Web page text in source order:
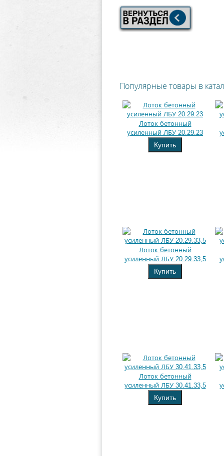
Популярные товары в
Лоток бетонный
усиленный ЛБУ 20.29.23
Купить
Лоток бетонный
усиленный ЛБУ 20.29.33,5
Купить
Лоток бетонный
усиленный ЛБУ 30.41.33,5
Купить